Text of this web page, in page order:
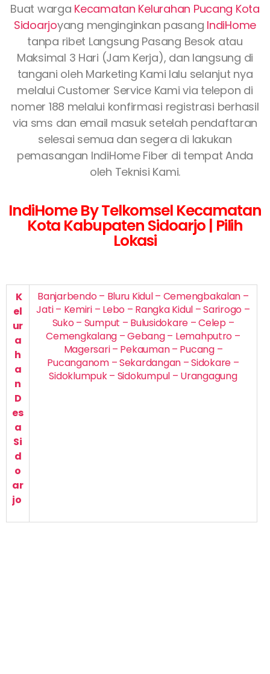
Buat warga Kecamatan Kelurahan Pucang Kota
Sidoarjoyang menginginkan pasang IndiHome
tanpa ribet Langsung Pasang Besok atau
Maksimal 3 Hari (Jam Kerja), dan langsung di
tangani oleh Marketing Kami lalu selanjut nya
melalui Customer Service Kami via telepon di
nomer 188 melalui konfirmasi registrasi berhasil
via sms dan email masuk setelah pendaftaran
selesai semua dan segera di lakukan
pemasangan IndiHome Fiber di tempat Anda
oleh Teknisi Kami.
IndiHome By Telkomsel Kecamatan
Kota Kabupaten Sidoarjo | Pilih
Lokasi
K
el
ur
a
h
a
n
D
es
a
Si
d
o
ar
jo
Banjarbendo – Bluru Kidul – Cemengbakalan –
Jati – Kemiri – Lebo – Rangka Kidul – Sarirogo –
Suko – Sumput – Bulusidokare – Celep –
Cemengkalang – Gebang – Lemahputro –
Magersari – Pekauman – Pucang –
Pucanganom – Sekardangan – Sidokare –
Sidoklumpuk – Sidokumpul – Urangagung